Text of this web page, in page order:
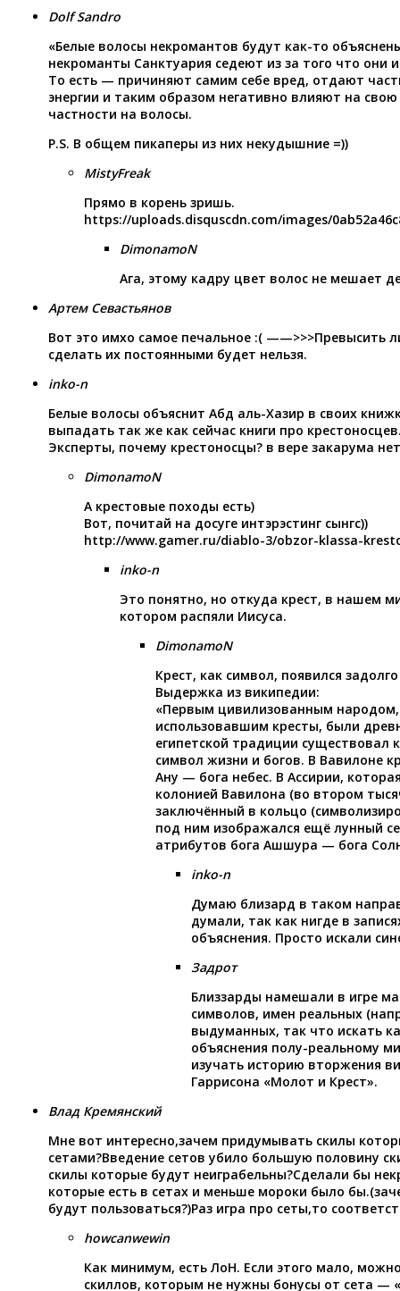
Dolf Sandro
«Белые волосы некромантов будут как-то
некроманты Санктуария седеют из за того что они
То есть — причиняют самим себе вред, отдают
энергии и таким образом негативно влияют на
частности на волосы.
P.S. В общем пикаперы из них некудышние =))
MistyFreak
Прямо в корень зришь.
https://uploads.disquscdn.com/images/
DimonamoN
Ага, этому кадру цвет волос не мешает
Артем Севастьянов
Вот это имхо самое печальное :( ——>>>Превысить
сделать их постоянными будет нельзя.
inko-n
Белые волосы объяснит Абд аль-Хазир в своих
выпадать так же как сейчас книги про
Эксперты, почему крестоносцы? в вере закарума
DimonamoN
А крестовые походы есть)
Вот, почитай на досуге интэрэстинг сынгс))
http://www.gamer.ru/diablo-3/obzor-klassa-
inko-n
Это понятно, но откуда крест, в нашем
котором распяли Иисуса.
DimonamoN
Крест, как символ, появился
Выдержка из википедии:
«Первым цивилизованным
использовавшим кресты, были
египетской традиции существовал
символ жизни и богов. В Вавилоне
Ану — бога небес. В Ассирии,
колонией Вавилона (во втором
заключённый в кольцо
под ним изображался ещё лунный
атрибутов бога Ашшура — бога
inko-n
Думаю близард в таком
думали, так как нигде в
объяснения. Просто искали
Задрот
Близзарды намешали в игре
символов, имен реальных
выдуманных, так что искать
объяснения полу-реальному
изучать историю вторжения
Гаррисона «Молот и Крест».
Влад Кремянский
Мне вот интересно,зачем придумывать скилы
сетами?Введение сетов убило большую половину
скилы которые будут неиграбельны?Сделали бы
которые есть в сетах и меньше мороки было
будут пользоваться?)Раз игра про сеты,то
howcanwewin
Как минимум, есть ЛоН. Если этого мало,
скиллов, которым не нужны бонусы от сета —